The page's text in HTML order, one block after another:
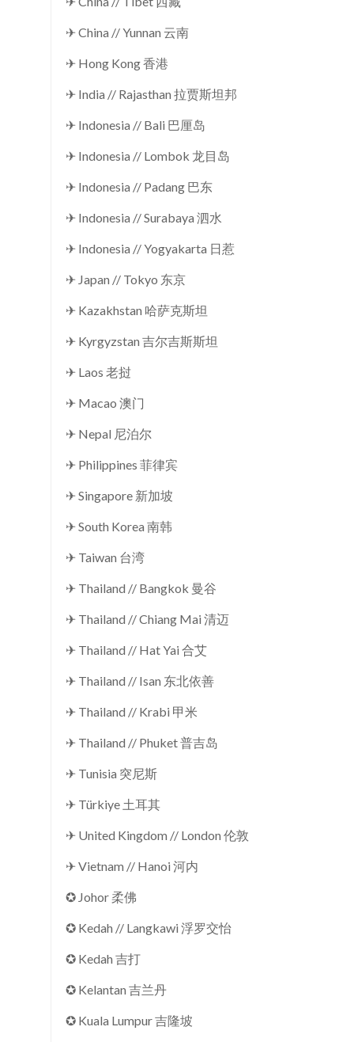
✈ China // Yunnan 云南
✈ Hong Kong 香港
✈ India // Rajasthan 拉贾斯坦邦
✈ Indonesia // Bali 巴厘岛
✈ Indonesia // Lombok 龙目岛
✈ Indonesia // Padang 巴东
✈ Indonesia // Surabaya 泗水
✈ Indonesia // Yogyakarta 日惹
✈ Japan // Tokyo 东京
✈ Kazakhstan 哈萨克斯坦
✈ Kyrgyzstan 吉尔吉斯斯坦
✈ Laos 老挝
✈ Macao 澳门
✈ Nepal 尼泊尔
✈ Philippines 菲律宾
✈ Singapore 新加坡
✈ South Korea 南韩
✈ Taiwan 台湾
✈ Thailand // Bangkok 曼谷
✈ Thailand // Chiang Mai 清迈
✈ Thailand // Hat Yai 合艾
✈ Thailand // Isan 东北依善
✈ Thailand // Krabi 甲米
✈ Thailand // Phuket 普吉岛
✈ Tunisia 突尼斯
✈ Türkiye 土耳其
✈ United Kingdom // London 伦敦
✈ Vietnam // Hanoi 河内
✪ Johor 柔佛
✪ Kedah // Langkawi 浮罗交怡
✪ Kedah 吉打
✪ Kelantan 吉兰丹
✪ Kuala Lumpur 吉隆坡